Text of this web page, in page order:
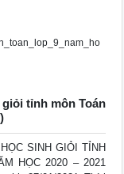
tỉnh môn Toán
SINH GIỎI TỈNH
HỌC 2020 – 2021